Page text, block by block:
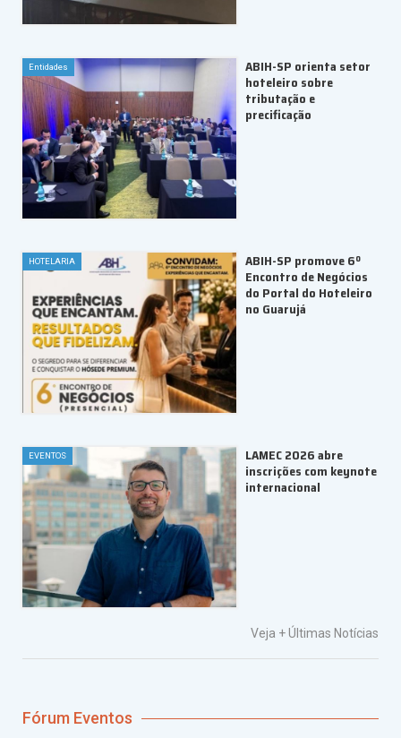
Entidades
ABIH-SP orienta setor
hoteleiro sobre
tributação e
precificação
HOTELARIA
ABIH-SP promove 6º
Encontro de Negócios
do Portal do Hoteleiro
no Guarujá
EVENTOS
LAMEC 2026 abre
inscrições com keynote
internacional
Veja +Últimas Notícias
Fórum Eventos